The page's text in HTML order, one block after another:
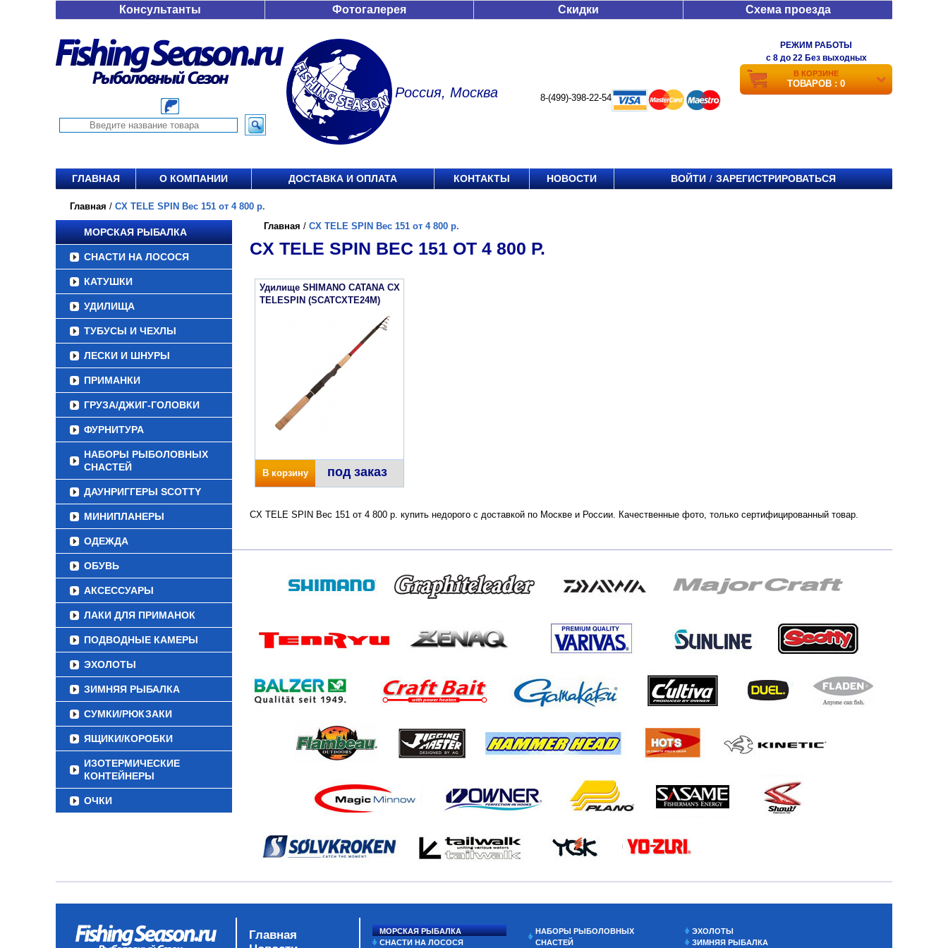
Консультанты Фотогалерея Скидки Схема проезда
Россия, Москва 8-(499)-398-22-54
РЕЖИМ РАБОТЫ
c 8 до 22 Без выходных
В КОРЗИНЕ
ТОВАРОВ : 0
ГЛАВНАЯ О КОМПАНИИ ДОСТАВКА И ОПЛАТА КОНТАКТЫ НОВОСТИ ВОЙТИ / ЗАРЕГИСТРИРОВАТЬСЯ
Главная / CX TELE SPIN Вес 151 от 4 800 р.
МОРСКАЯ РЫБАЛКА
СНАСТИ НА ЛОСОСЯ
КАТУШКИ
УДИЛИЩА
ТУБУСЫ И ЧЕХЛЫ
ЛЕСКИ И ШНУРЫ
ПРИМАНКИ
ГРУЗА/ДЖИГ-ГОЛОВКИ
ФУРНИТУРА
НАБОРЫ РЫБОЛОВНЫХ
СНАСТЕЙ
ДАУНРИГГЕРЫ SCOTTY
МИНИПЛАНЕРЫ
ОДЕЖДА
ОБУВЬ
АКСЕССУАРЫ
ЛАКИ ДЛЯ ПРИМАНОК
ПОДВОДНЫЕ КАМЕРЫ
ЭХОЛОТЫ
ЗИМНЯЯ РЫБАЛКА
СУМКИ/РЮКЗАКИ
ЯЩИКИ/КОРОБКИ
ИЗОТЕРМИЧЕСКИЕ
КОНТЕЙНЕРЫ
ОЧКИ
Главная / CX TELE SPIN Вес 151 от 4 800 р.
CX TELE SPIN ВЕС 151 ОТ 4 800 Р.
Удилище SHIMANO CATANA CX
TELESPIN (SCATCXTE24M)
В корзину под заказ
CX TELE SPIN Вес 151 от 4 800 р. купить недорого с доставкой по Москве и России. Качественные фото, только сертифицированный товар.
Главная
МОРСКАЯ РЫБАЛКА
СНАСТИ НА ЛОСОСЯ
НАБОРЫ РЫБОЛОВНЫХ
СНАСТЕЙ
ЭХОЛОТЫ
ЗИМНЯЯ РЫБАЛКА